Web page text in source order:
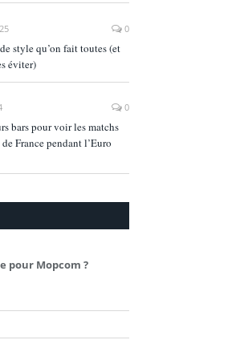
0
style qu’on fait toutes (et
éviter)
0
bars pour voir les matchs
France pendant l’Euro
pour Mopcom ?